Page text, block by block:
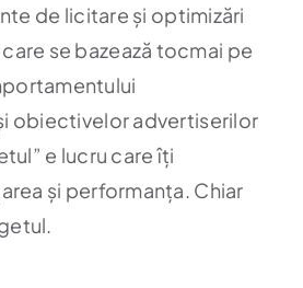
de licitare și optimizări
se bazează tocmai pe
obiectivelor advertiserilor
e lucru care îți
și performanța. Chiar